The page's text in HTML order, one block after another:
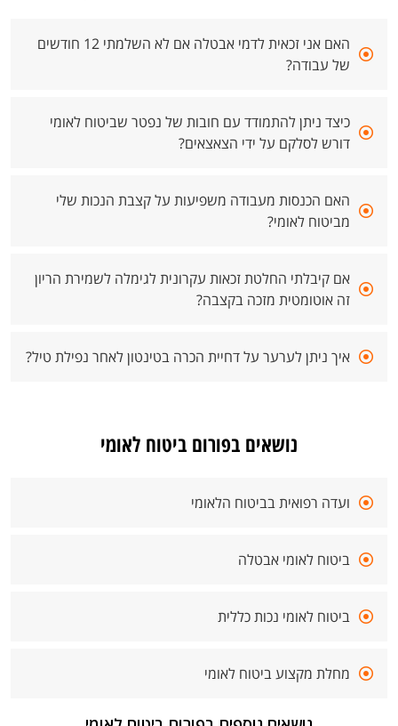
האם אני זכאית לדמי אבטלה אם לא השלמתי 12 חודשים
של עבודה?
כיצד ניתן להתמודד עם חובות של נפטר שביטוח לאומי
דורש לסלקם על ידי הצאצאים?
האם הכנסות מעבודה משפיעות על קצבת הנכות שלי
מביטוח לאומי?
אם קיבלתי החלטת זכאות עקרונית לגימלה לשמירת הריון
זה אוטומטית מזכה בקצבה?
איך ניתן לערער על דחיית הכרה בטינטון לאחר נפילת טיל?
נושאים בפורום ביטוח לאומי
ועדה רפואית בביטוח הלאומי
ביטוח לאומי אבטלה
ביטוח לאומי נכות כללית
מחלת מקצוע ביטוח לאומי